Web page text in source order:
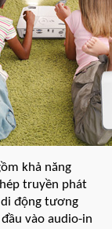
khả năng
truyền phát
động tương
vào audio-in